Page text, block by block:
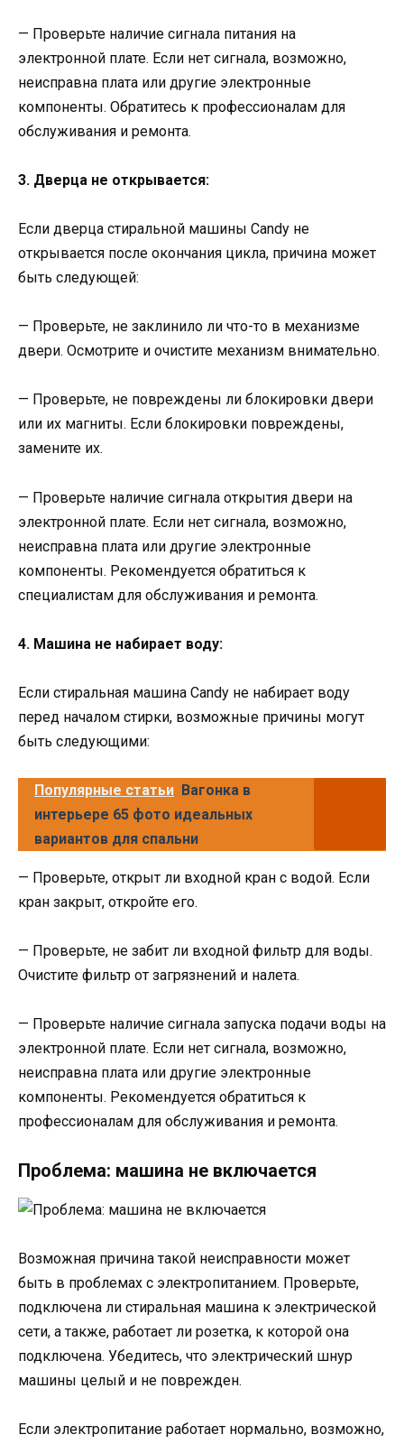
— Проверьте наличие сигнала питания на
электронной плате. Если нет сигнала, возможно,
неисправна плата или другие электронные
компоненты. Обратитесь к профессионалам для
обслуживания и ремонта.
3. Дверца не открывается:
Если дверца стиральной машины Candy не
открывается после окончания цикла, причина может
быть следующей:
— Проверьте, не заклинило ли что-то в механизме
двери. Осмотрите и очистите механизм внимательно.
— Проверьте, не повреждены ли блокировки двери
или их магниты. Если блокировки повреждены,
замените их.
— Проверьте наличие сигнала открытия двери на
электронной плате. Если нет сигнала, возможно,
неисправна плата или другие электронные
компоненты. Рекомендуется обратиться к
специалистам для обслуживания и ремонта.
4. Машина не набирает воду:
Если стиральная машина Candy не набирает воду
перед началом стирки, возможные причины могут
быть следующими:
Популярные статьи Вагонка в
интерьере 65 фото идеальных
вариантов для спальни
— Проверьте, открыт ли входной кран с водой. Если
кран закрыт, откройте его.
— Проверьте, не забит ли входной фильтр для воды.
Очистите фильтр от загрязнений и налета.
— Проверьте наличие сигнала запуска подачи воды на
электронной плате. Если нет сигнала, возможно,
неисправна плата или другие электронные
компоненты. Рекомендуется обратиться к
профессионалам для обслуживания и ремонта.
Проблема: машина не включается
Возможная причина такой неисправности может
быть в проблемах с электропитанием. Проверьте,
подключена ли стиральная машина к электрической
сети, а также, работает ли розетка, к которой она
подключена. Убедитесь, что электрический шнур
машины целый и не поврежден.
Если электропитание работает нормально, возможно,